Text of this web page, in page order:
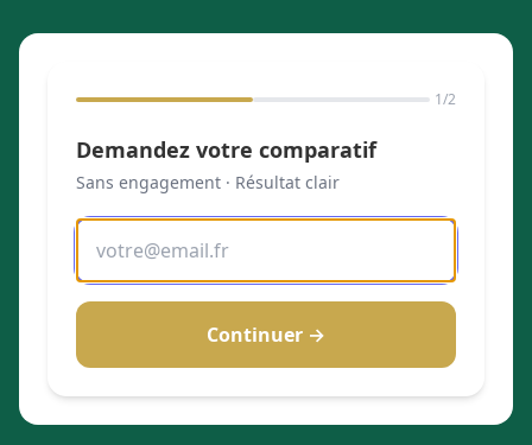
1/2
Demandez votre comparatif
Sans engagement · Résultat clair
Continuer →